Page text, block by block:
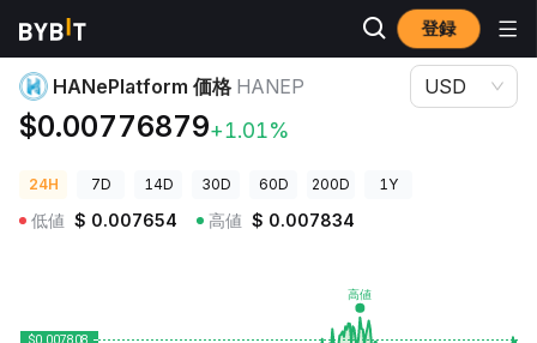
登録
暗号資産価格
HANePlatform 価格 HANEP
$0.00776879+1.01%
USD
24H 7D 14D 30D 60D 200D 1Y
低値 $ 0.007654 高値 $ 0.007834